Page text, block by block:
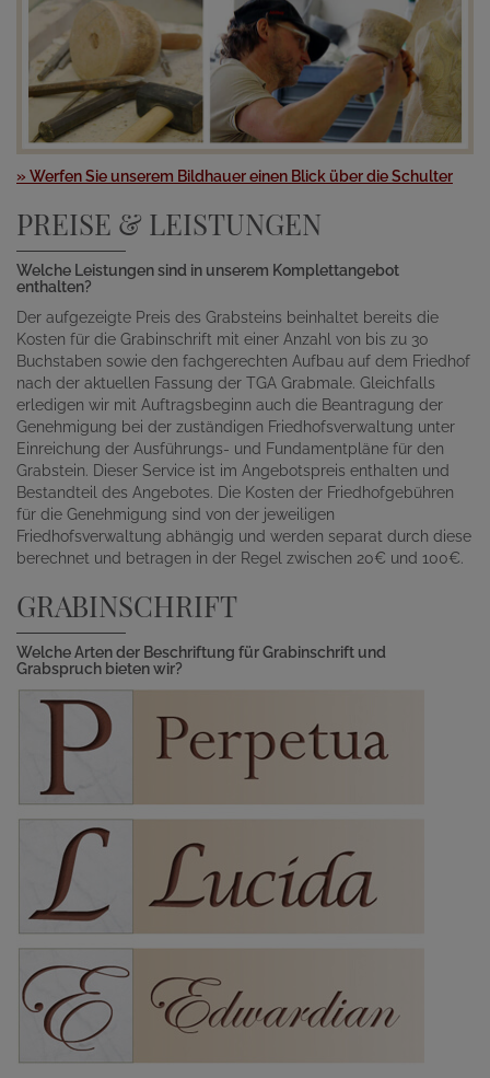
» Werfen Sie unserem Bildhauer einen Blick über die Schulter
PREISE & LEISTUNGEN
Welche Leistungen sind in unserem Komplettangebot
enthalten?
Der aufgezeigte Preis des Grabsteins beinhaltet bereits die
Kosten für die Grabinschrift mit einer Anzahl von bis zu 30
Buchstaben sowie den fachgerechten Aufbau auf dem Friedhof
nach der aktuellen Fassung der TGA Grabmale. Gleichfalls
erledigen wir mit Auftragsbeginn auch die Beantragung der
Genehmigung bei der zuständigen Friedhofsverwaltung unter
Einreichung der Ausführungs- und Fundamentpläne für den
Grabstein. Dieser Service ist im Angebotspreis enthalten und
Bestandteil des Angebotes. Die Kosten der Friedhofgebühren
für die Genehmigung sind von der jeweiligen
Friedhofsverwaltung abhängig und werden separat durch diese
berechnet und betragen in der Regel zwischen 20€ und 100€.
GRABINSCHRIFT
Welche Arten der Beschriftung für Grabinschrift und
Grabspruch bieten wir?